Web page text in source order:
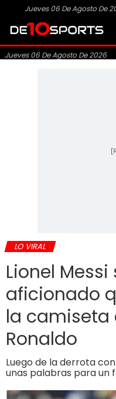
Jueves 06 De Agosto De
Jueves 06 De Agosto De 2026
LO VIRAL
Lionel
aficionado
la camiseta
Ronaldo
Luego de la derrota
unas palabras para un